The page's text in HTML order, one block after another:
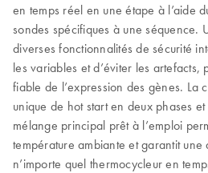
en temps réel en une étape à l’aide
sondes spécifiques à une séquence.
diverses fonctionnalités de sécurité
les variables et d’éviter les
fiable de l’expression des gènes. La
unique de hot start en deux phases et
mélange principal prêt à l’emploi
température ambiante et garantit une
n’importe quel thermocycleur en